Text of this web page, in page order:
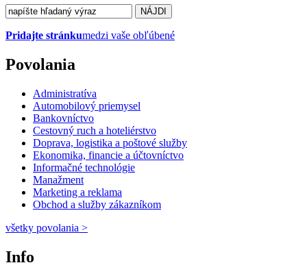
Pridajte stránkumedzi vaše obľúbené
Povolania
Administratíva
Automobilový priemysel
Bankovníctvo
Cestovný ruch a hoteliérstvo
Doprava, logistika a poštové služby
Ekonomika, financie a účtovníctvo
Informačné technológie
Manažment
Marketing a reklama
Obchod a služby zákazníkom
všetky povolania >
Info